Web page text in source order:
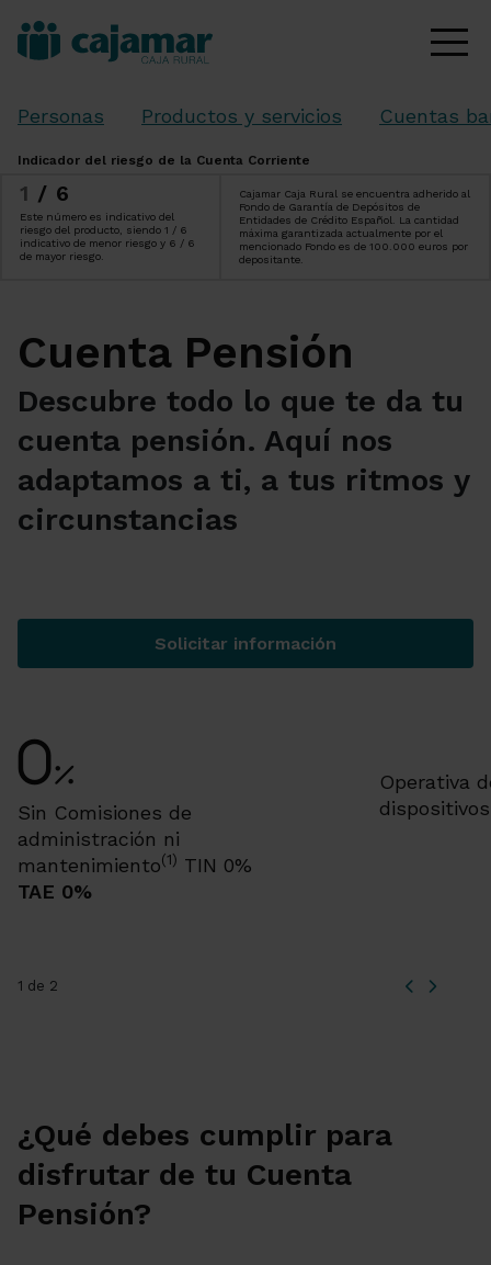
Personas Productos y servicios Cuentas
Indicador del riesgo de la Cuenta Corriente
1 /6
Este número es indicativo del
riesgo del producto, siendo 1 / 6
indicativo de menor riesgo y 6 / 6
de mayor riesgo.
Cajamar Caja Rural se encuentra adherido al
Fondo de Garantía de Depósitos de
Entidades de Crédito Español. La cantidad
máxima garantizada actualmente por el
mencionado Fondo es de 100.000 euros por
depositante.
Cuenta Pensión
Descubre todo lo que te da tu
cuenta pensión. Aquí nos
adaptamos a ti, a tus ritmos y
circunstancias
Solicitar información
Cuenta Pensión
Sin Comisiones de
administración ni
mantenimiento(1) TIN 0%
TAE 0%
Operativa
1 de 2
¿Qué debes cumplir para
disfrutar de tu Cuenta
Pensión?